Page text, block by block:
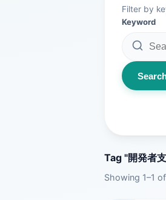
Filter by
Keyword
Tag "開発者
Showing 1–1